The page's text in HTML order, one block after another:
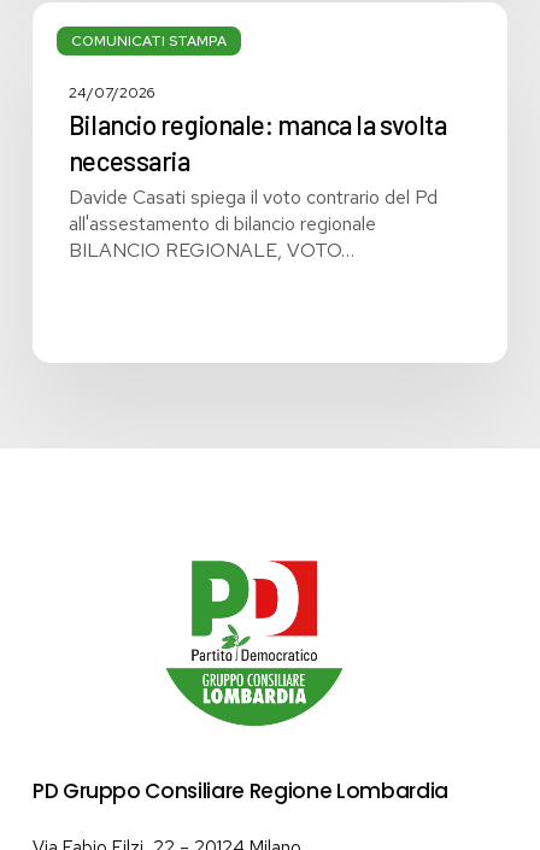
COMUNICATI STAMPA
Bilancio
regionale:
svolta
24/07/2026
Bilancio regionale: manca la svolta
necessaria
Davide Casati spiega il voto contrario del Pd
all'assestamento di bilancio regionale
BILANCIO REGIONALE, VOTO…
PD Gruppo Consiliare Regione Lombardia